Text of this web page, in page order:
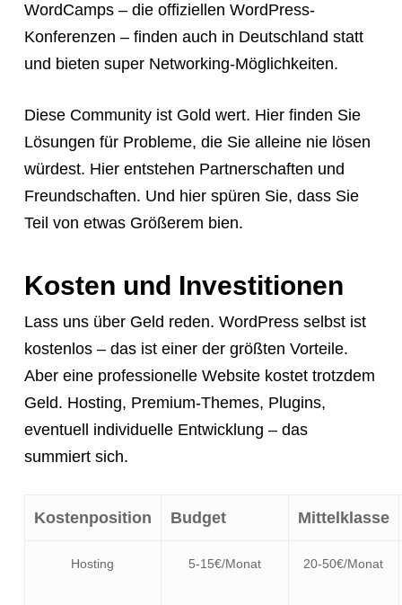
WordCamps – die offiziellen WordPress-
Konferenzen – finden auch in Deutschland statt
und bieten super Networking-Möglichkeiten.
Diese Community ist Gold wert. Hier finden Sie
Lösungen für Probleme, die Sie alleine nie lösen
würdest. Hier entstehen Partnerschaften und
Freundschaften. Und hier spüren Sie, dass Sie
Teil von etwas Größerem bien.
Kosten und Investitionen
Lass uns über Geld reden. WordPress selbst ist
kostenlos – das ist einer der größten Vorteile.
Aber eine professionelle Website kostet trotzdem
Geld. Hosting, Premium-Themes, Plugins,
eventuell individuelle Entwicklung – das
summiert sich.
Kostenposition Budget Mittelklasse
Hosting 5-15€/Monat 20-50€/Monat